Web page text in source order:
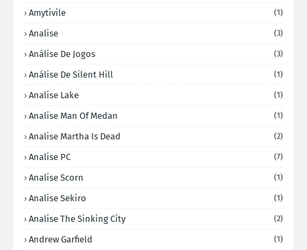
Amytivile (1)
Analise (3)
Análise De Jogos (3)
Análise De Silent Hill (1)
Analise Lake (1)
Analise Man Of Medan (1)
Analise Martha Is Dead (2)
Analise PC (7)
Analise Scorn (1)
Analise Sekiro (1)
Analise The Sinking City (2)
Andrew Garfield (1)